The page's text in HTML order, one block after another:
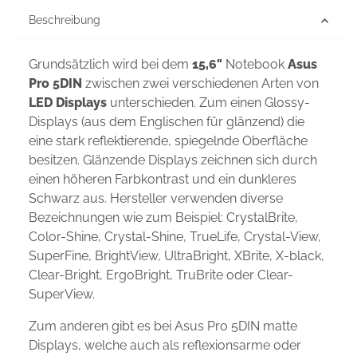
Beschreibung
Grundsätzlich wird bei dem 15,6" Notebook Asus
Pro 5DIN zwischen zwei verschiedenen Arten von
LED Displays unterschieden. Zum einen Glossy-
Displays (aus dem Englischen für glänzend) die
eine stark reflektierende, spiegelnde Oberfläche
besitzen. Glänzende Displays zeichnen sich durch
einen höheren Farbkontrast und ein dunkleres
Schwarz aus. Hersteller verwenden diverse
Bezeichnungen wie zum Beispiel: CrystalBrite,
Color-Shine, Crystal-Shine, TrueLife, Crystal-View,
SuperFine, BrightView, UltraBright, XBrite, X-black,
Clear-Bright, ErgoBright, TruBrite oder Clear-
SuperView.
Zum anderen gibt es bei Asus Pro 5DIN matte
Displays, welche auch als reflexionsarme oder